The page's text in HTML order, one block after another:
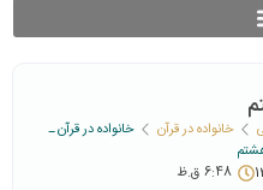
خانواده در قرآن
خانواده در قرآن ـ
6:48 ق.ظ